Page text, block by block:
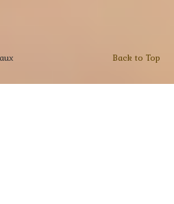
Back to Top